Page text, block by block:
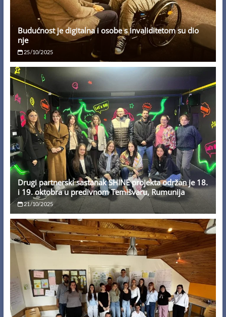
Budućnost je digitalna i osobe s invaliditetom su dio
nje
25/10/2025
Drugi partnerski sastanak SHINE projekta održan je 18.
i 19. oktobra u predivnom Temišvaru, Rumunija
21/10/2025